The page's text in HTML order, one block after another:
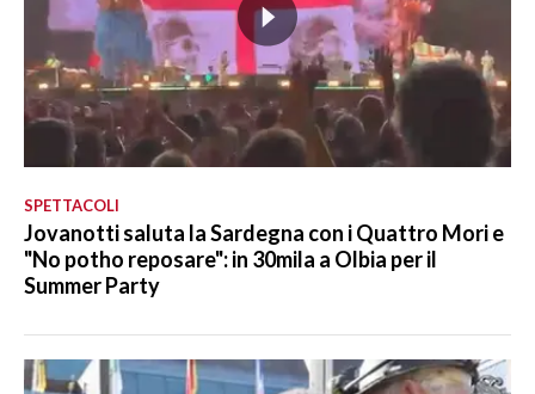
SPETTACOLI
Jovanotti saluta la Sardegna con i Quattro Mori e
"No potho reposare": in 30mila a Olbia per il
Summer Party